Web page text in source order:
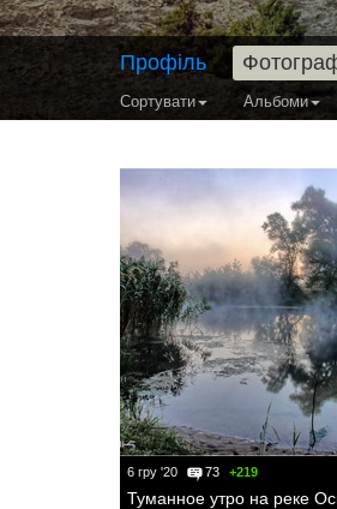
Профіль
Сортувати Альбоми
6 гру '20 73 +219
Туманное утро на реке